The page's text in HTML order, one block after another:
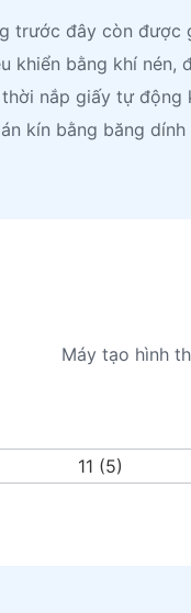
trước đây còn được
khiển bằng khí
nắp giấy tự
kín bằng băng
Máy tạo hình